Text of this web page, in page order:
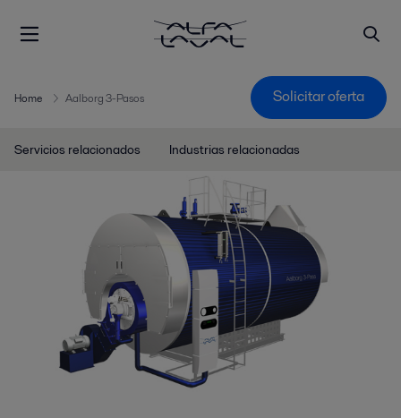
Home Aalborg 3-Pasos Solicitar oferta
Servicios relacionados Industrias relacionadas